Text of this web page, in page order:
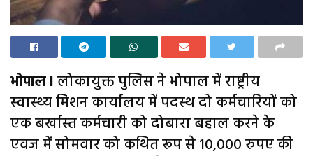
भोपाल lलोकायुक्त पुलिस ने भोपाल में राष्ट्रीय
स्वास्थ्य मिशन कार्यालय में पदस्थ दो कर्मचारियों को
एक बर्खास्त कर्मचारी को दोबारा बहाल करने के
एवज में सोमवार को कथित रूप से 10,000 रुपए की